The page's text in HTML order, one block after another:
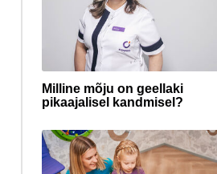
Milline mõju on geellaki
pikaajalisel kandmisel?